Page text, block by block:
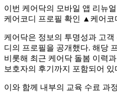
이번 케어닥의 모바일 앱 리뉴
케어코디 프로필 확인 ▲케어코
케어닥은 정보의 투명성과 고
디의 프로필을 공개했다. 해당
비롯해 최근 케어닥 돌봄 이력
보호자의 후기까지 포함되어 있
이와 함께 내부의 교육 수료 과